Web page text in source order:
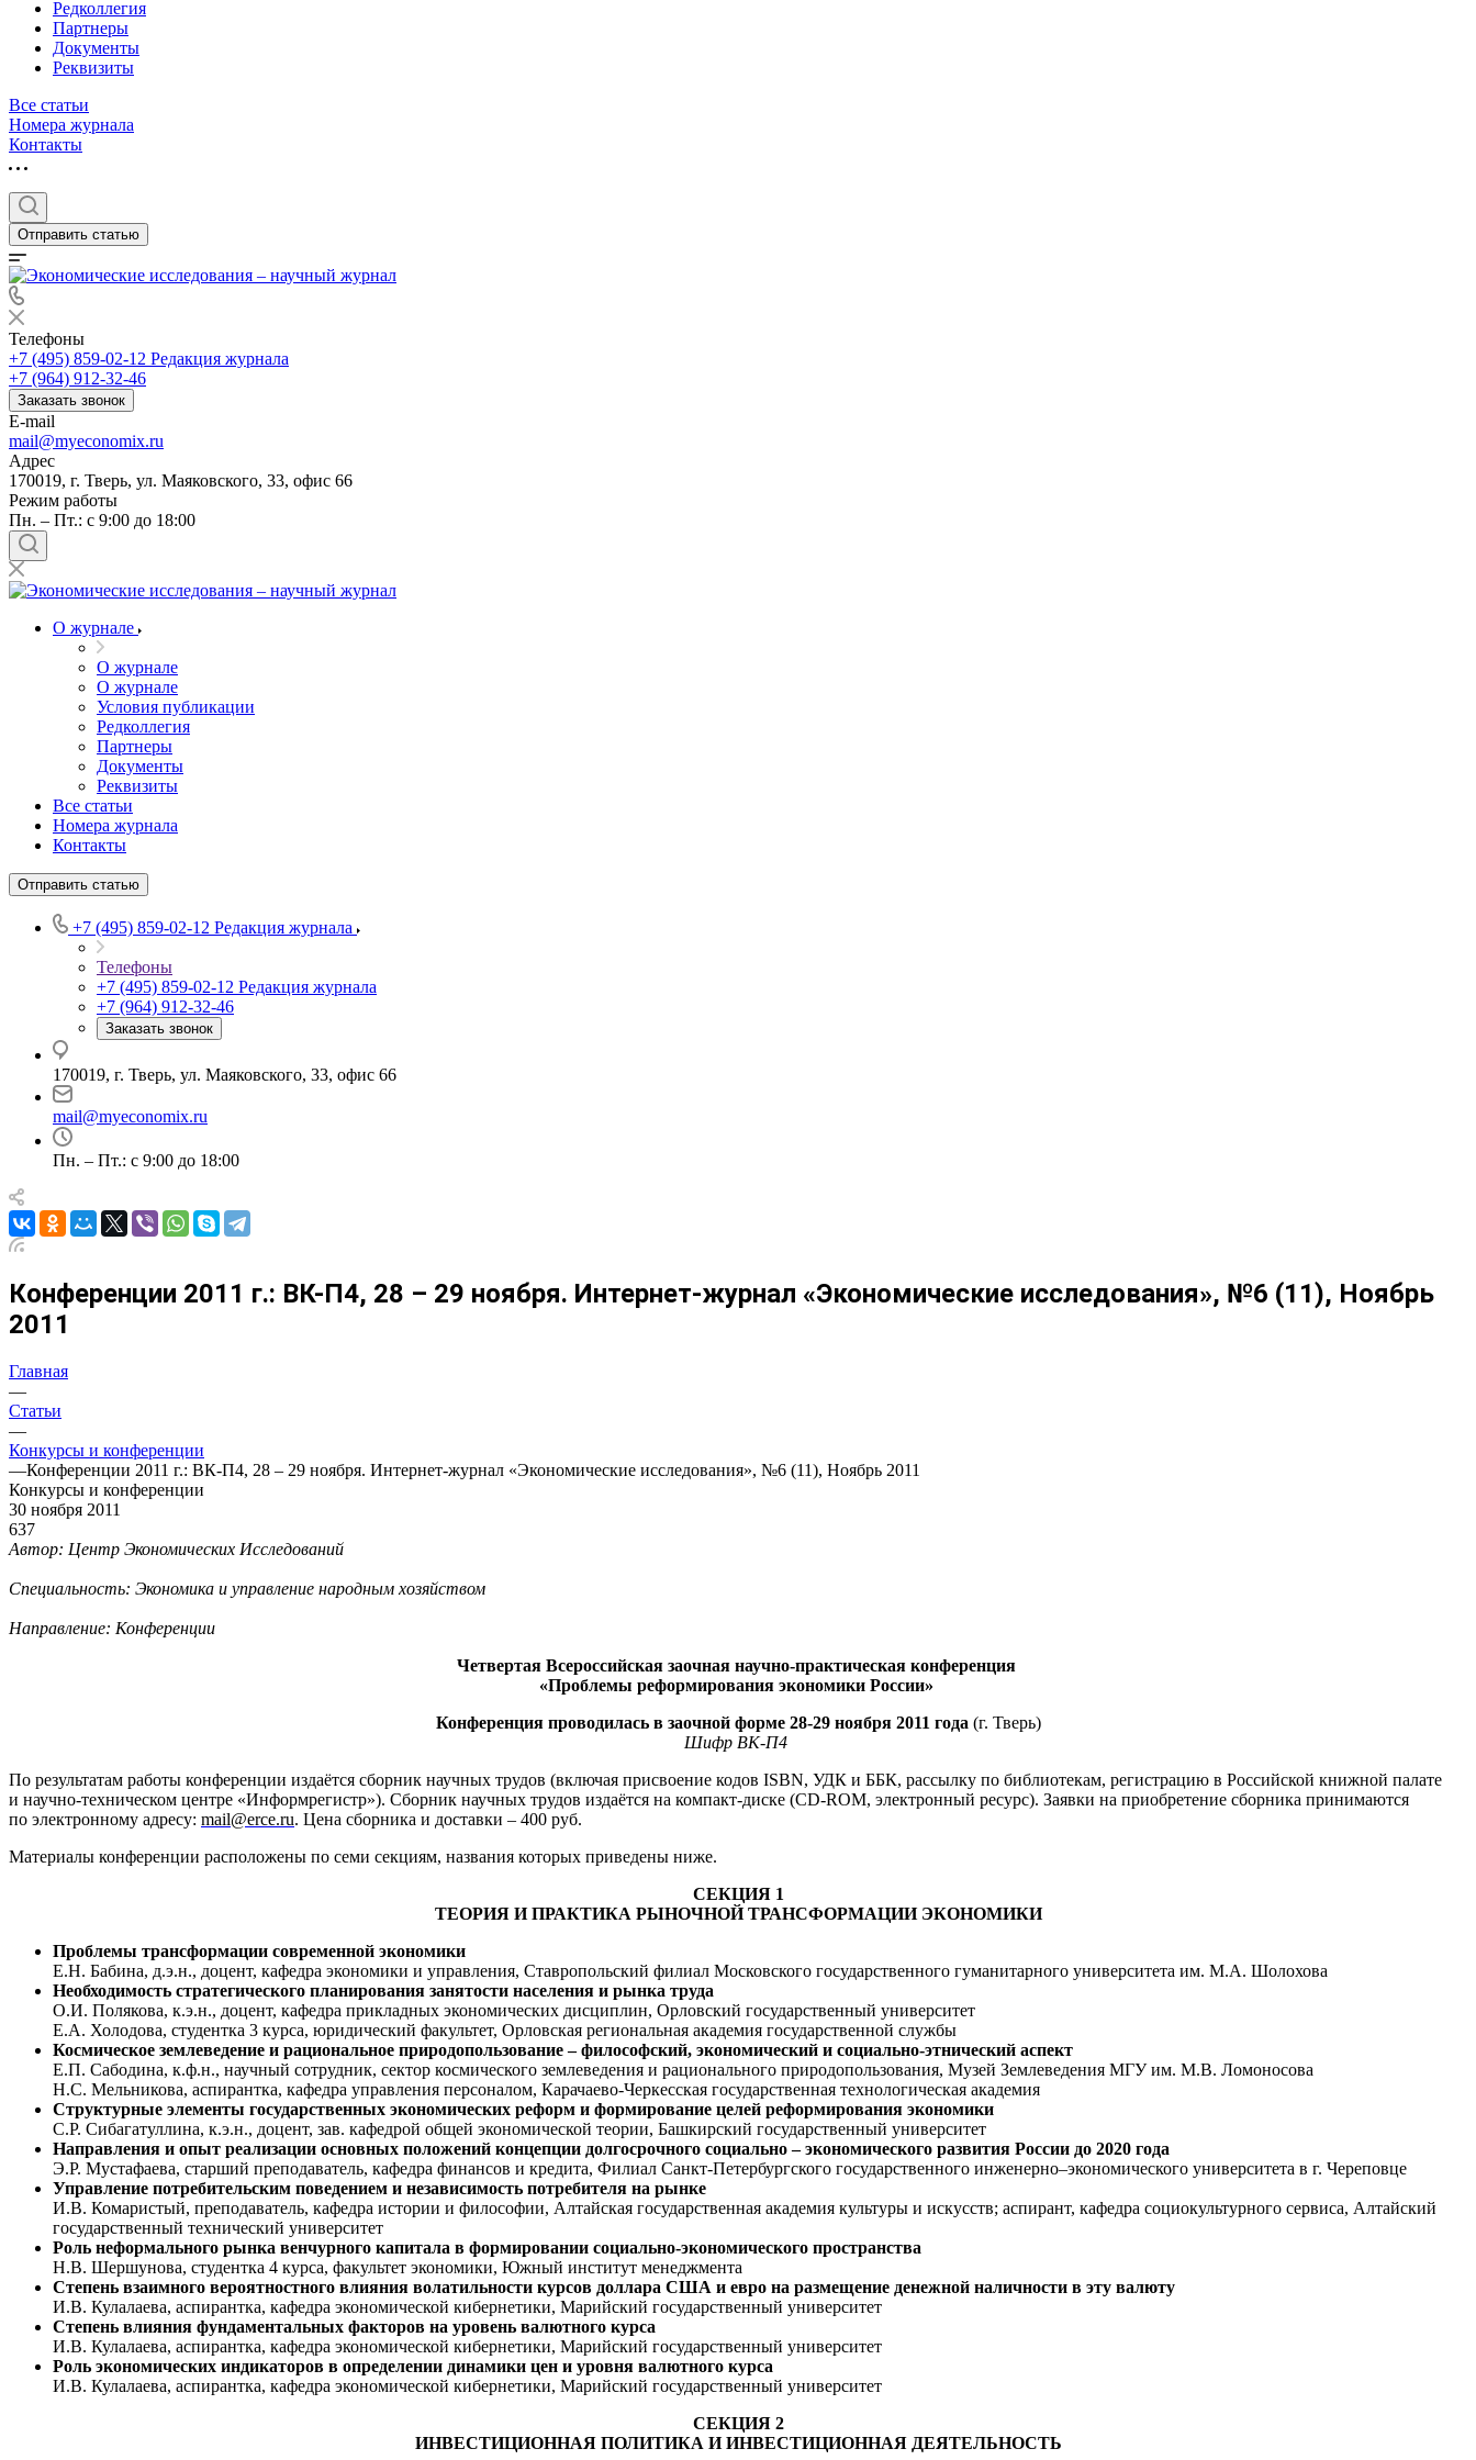
Редколлегия
Партнеры
Документы
Реквизиты
Все статьи
Номера журнала
Контакты
Отправить статью
Телефоны
+7 (495) 859-02-12 Редакция журнала
+7 (964) 912-32-46
Заказать звонок
E-mail
mail@myeconomix.ru
Адрес
170019, г. Тверь, ул. Маяковского, 33, офис 66
Режим работы
Пн. – Пт.: с 9:00 до 18:00
О журнале
О журнале
О журнале
Условия публикации
Редколлегия
Партнеры
Документы
Реквизиты
Все статьи
Номера журнала
Контакты
Отправить статью
+7 (495) 859-02-12 Редакция журнала
Телефоны
+7 (495) 859-02-12 Редакция журнала
+7 (964) 912-32-46
Заказать звонок
170019, г. Тверь, ул. Маяковского, 33, офис 66
mail@myeconomix.ru
Пн. – Пт.: с 9:00 до 18:00
Конференции 2011 г.: ВК-П4, 28 – 29 ноября. Интернет-журнал «Экономические исследования», №6 (11), Ноябрь
2011
Главная
—
Статьи
—
Конкурсы и конференции
—Конференции 2011 г.: ВК-П4, 28 – 29 ноября. Интернет-журнал «Экономические исследования», №6 (11), Ноябрь 2011
Конкурсы и конференции
30 ноября 2011
637
Автор: Центр Экономических Исследований
Специальность: Экономика и управление народным хозяйством
Направление: Конференции
Четвертая Всероссийская заочная научно-практическая конференция
«Проблемы реформирования экономики России»
Конференция проводилась в заочной форме 28-29 ноября 2011 года (г. Тверь)
Шифр ВК-П4
По результатам работы конференции издаётся сборник научных трудов (включая присвоение кодов ISBN, УДК и ББК, рассылку по библиотекам, регистрацию в Российской книжной палате
и научно-техническом центре «Информрегистр»). Сборник научных трудов издаётся на компакт-диске (CD-ROM, электронный ресурс). Заявки на приобретение сборника принимаются
по электронному адресу: mail@erce.ru. Цена сборника и доставки – 400 руб.
Материалы конференции расположены по семи секциям, названия которых приведены ниже.
СЕКЦИЯ 1
ТЕОРИЯ И ПРАКТИКА РЫНОЧНОЙ ТРАНСФОРМАЦИИ ЭКОНОМИКИ
Проблемы трансформации современной экономики
Е.Н. Бабина, д.э.н., доцент, кафедра экономики и управления, Ставропольский филиал Московского государственного гуманитарного университета им. М.А. Шолохова
Необходимость стратегического планирования занятости населения и рынка труда
О.И. Полякова, к.э.н., доцент, кафедра прикладных экономических дисциплин, Орловский государственный университет
Е.А. Холодова, студентка 3 курса, юридический факультет, Орловская региональная академия государственной службы
Космическое землеведение и рациональное природопользование – философский, экономический и социально-этнический аспект
Е.П. Сабодина, к.ф.н., научный сотрудник, сектор космического землеведения и рационального природопользования, Музей Землеведения МГУ им. М.В. Ломоносова
Н.С. Мельникова, аспирантка, кафедра управления персоналом, Карачаево-Черкесская государственная технологическая академия
Структурные элементы государственных экономических реформ и формирование целей реформирования экономики
С.Р. Сибагатуллина, к.э.н., доцент, зав. кафедрой общей экономической теории, Башкирский государственный университет
Направления и опыт реализации основных положений концепции долгосрочного социально – экономического развития России до 2020 года
Э.Р. Мустафаева, старший преподаватель, кафедра финансов и кредита, Филиал Санкт-Петербургского государственного инженерно–экономического университета в г. Череповце
Управление потребительским поведением и независимость потребителя на рынке
И.В. Комаристый, преподаватель, кафедра истории и философии, Алтайская государственная академия культуры и искусств; аспирант, кафедра социокультурного сервиса, Алтайский
государственный технический университет
Роль неформального рынка венчурного капитала в формировании социально-экономического пространства
Н.В. Шершунова, студентка 4 курса, факультет экономики, Южный институт менеджмента
Степень взаимного вероятностного влияния волатильности курсов доллара США и евро на размещение денежной наличности в эту валюту
И.В. Кулалаева, аспирантка, кафедра экономической кибернетики, Марийский государственный университет
Степень влияния фундаментальных факторов на уровень валютного курса
И.В. Кулалаева, аспирантка, кафедра экономической кибернетики, Марийский государственный университет
Роль экономических индикаторов в определении динамики цен и уровня валютного курса
И.В. Кулалаева, аспирантка, кафедра экономической кибернетики, Марийский государственный университет
СЕКЦИЯ 2
ИНВЕСТИЦИОННАЯ ПОЛИТИКА И ИНВЕСТИЦИОННАЯ ДЕЯТЕЛЬНОСТЬ